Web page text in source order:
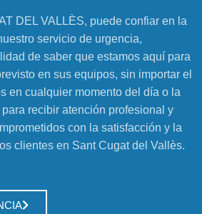
DEL VALLÈS, puede confiar en la
servicio de urgencia,
de saber que estamos aquí para
en sus equipos, sin importar el
en cualquier momento del día o la
recibir atención profesional y
con la satisfacción y la
clientes en Sant Cugat del Vallès.